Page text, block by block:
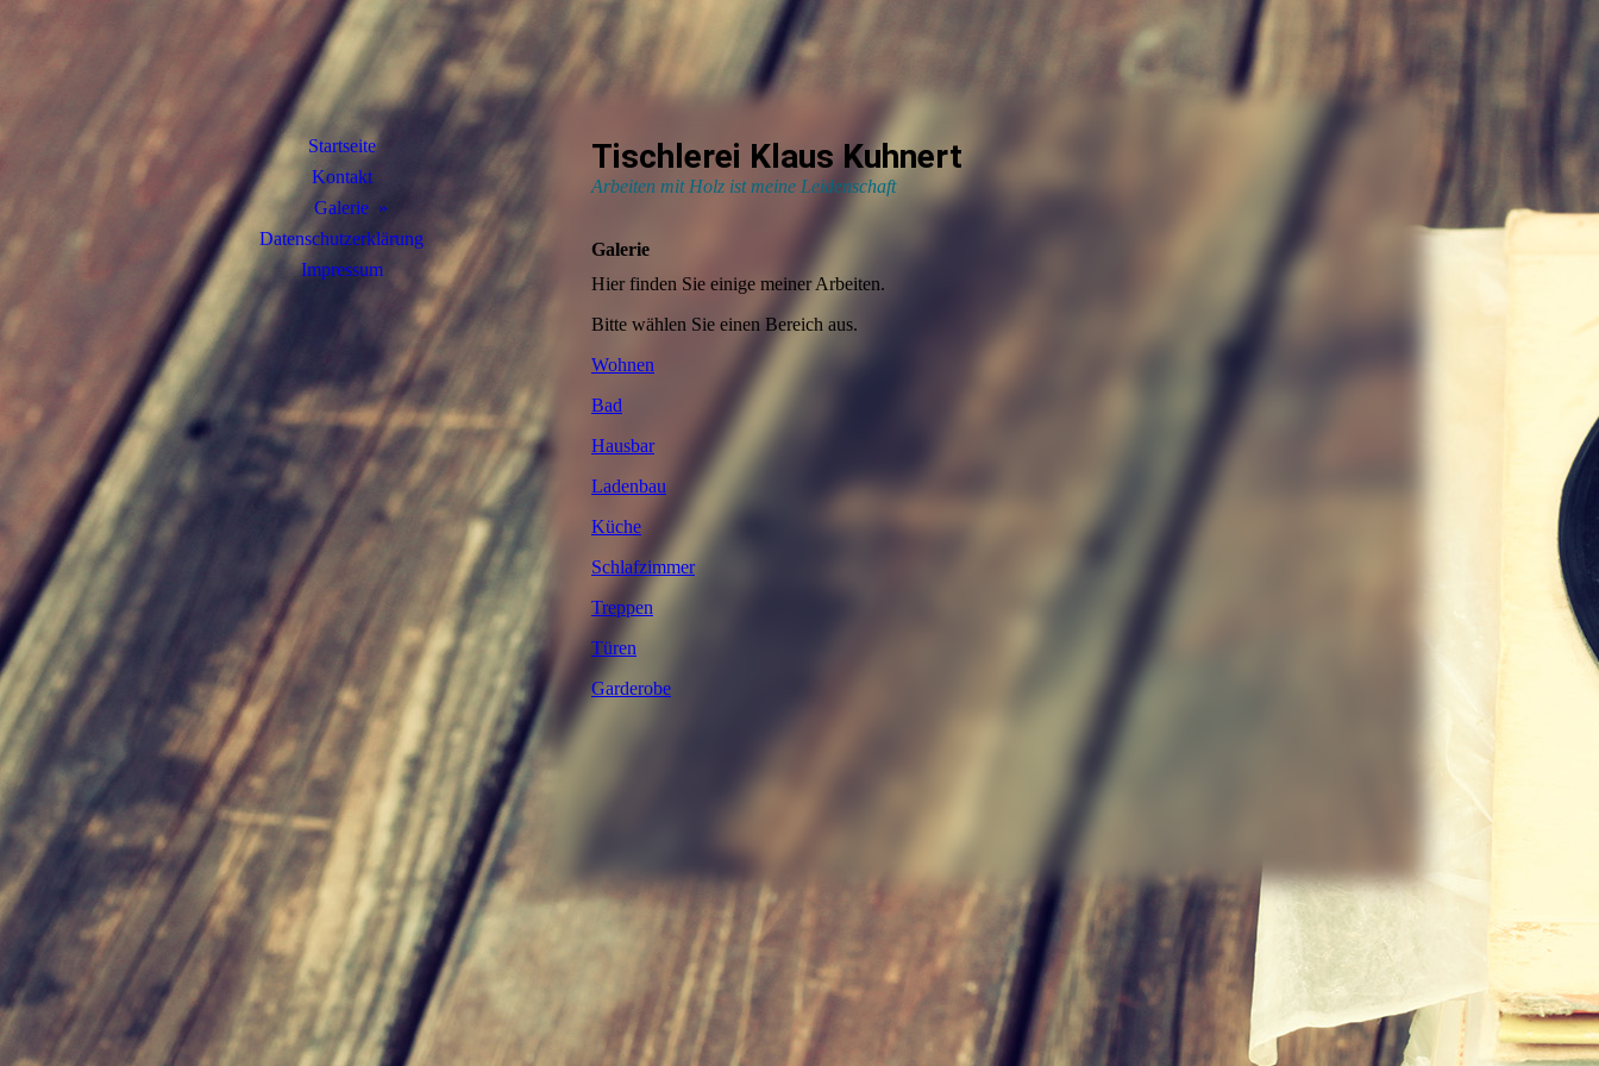
Startseite
Kontakt
Galerie
Datenschutzerklärung
Impressum
Tischlerei Klaus Kuhnert
Arbeiten mit Holz ist meine Leidenschaft
Galerie
Hier finden Sie einige meiner Arbeiten.
Bitte wählen Sie einen Bereich aus.
Wohnen
Bad
Hausbar
Ladenbau
Küche
Schlafzimmer
Treppen
Türen
Garderobe